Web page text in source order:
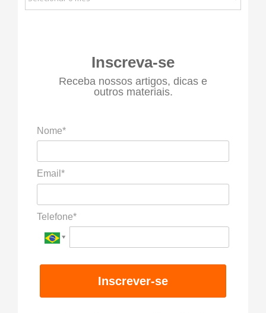
–
Inscreva-se
Receba nossos artigos, dicas e
outros materiais.
Nome*
Email*
Telefone*
Inscrever-se